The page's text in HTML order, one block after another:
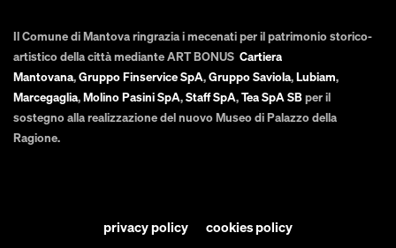
Il Comune di Mantova ringrazia i mecenati per il patrimonio storico-
artistico della città mediante ART BONUS Cartiera
Mantovana,Gruppo Finservice SpA,Gruppo Saviola,Lubiam,
Marcegaglia,Molino Pasini SpA,Staff SpA,Tea SpA SBper il
sostegno alla realizzazione del nuovo Museo di Palazzo della
Ragione.
privacy policy cookies policy